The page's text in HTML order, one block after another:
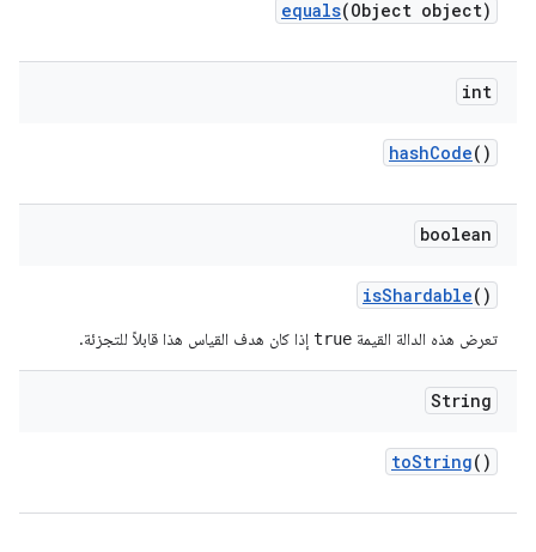
equals(Object object)
int
hashCode()
boolean
isShardable()
تعرض هذه الدالة القيمة true إذا كان هدف القياس هذا قابلاً للتجزئة.
String
toString()